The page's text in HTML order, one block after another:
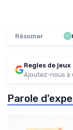
Résumer
Regles de jeux
Ajoutez-nous à
Parole